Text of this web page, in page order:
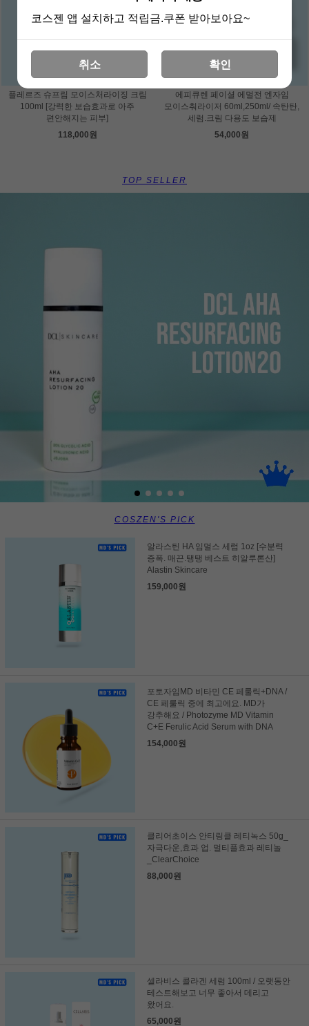
플레르즈 슈프림 모이스처라이징 크림
100ml [강력한 보습효과로 아주
편안해지는 피부]
118,000원
에피큐렌 페이셜 에멀전 엔자임
모이스춰라이저 60ml,250ml/ 속탄탄,
세럼.크림 다용도 보습제
54,000원
TOP SELLER
COSZEN'S PICK
알라스틴 HA 임멀스 세럼 1oz [수분력
증폭. 매끈.탱탱 베스트 히알루론산]
Alastin Skincare
159,000원
포토자임MD 비타민 CE 페룰릭+DNA /
CE 페룰릭 중에 최고에요. MD가
강추해요 / Photozyme MD Vitamin
C+E Ferulic Acid Serum with DNA
154,000원
클리어초이스 안티링클 레티녹스 50g_
자극다운,효과 업. 멀티플효과 레티놀
_ClearChoice
88,000원
셀라비스 콜라겐 세럼 100ml / 오랫동안
테스트해보고 너무 좋아서 데리고
왔어요.
65,000원
코스젠 앱 설치하고 적립금.쿠폰 받아보아요~
취소 확인